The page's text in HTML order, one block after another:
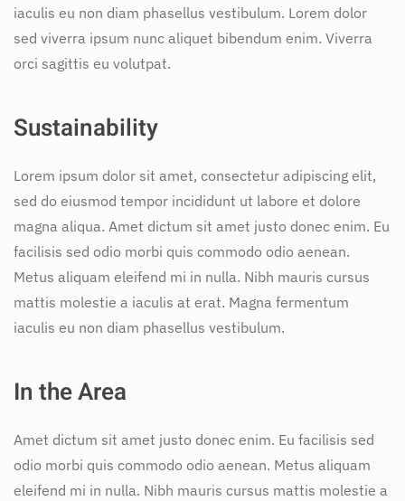
iaculis eu non diam phasellus vestibulum. Lorem dolor
sed viverra ipsum nunc aliquet bibendum enim. Viverra
orci sagittis eu volutpat.
Sustainability
Lorem ipsum dolor sit amet, consectetur adipiscing elit,
sed do eiusmod tempor incididunt ut labore et dolore
magna aliqua. Amet dictum sit amet justo donec enim. Eu
facilisis sed odio morbi quis commodo odio aenean.
Metus aliquam eleifend mi in nulla. Nibh mauris cursus
mattis molestie a iaculis at erat. Magna fermentum
iaculis eu non diam phasellus vestibulum.
In the Area
Amet dictum sit amet justo donec enim. Eu facilisis sed
odio morbi quis commodo odio aenean. Metus aliquam
eleifend mi in nulla. Nibh mauris cursus mattis molestie a